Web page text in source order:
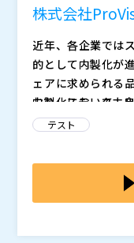
株式会社
近年、各企業では
的として内製化が
ェアに求められる
おり、ステークホ
品質担保をしてほ
内製化において、
とや、開発者がテ
が失われる ・イ
しまう ・社内の
性とメリットにつ
中立的なテストを
め方、品質担保に
株式会社オープン
テスト